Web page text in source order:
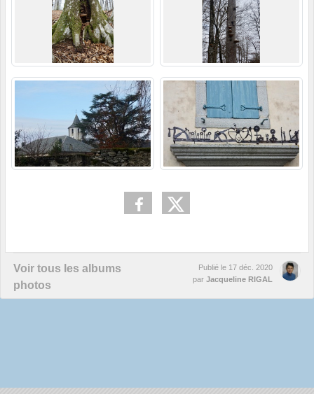
Voir tous les albums
photos
Publié le 17 déc. 2020
par Jacqueline RIGAL